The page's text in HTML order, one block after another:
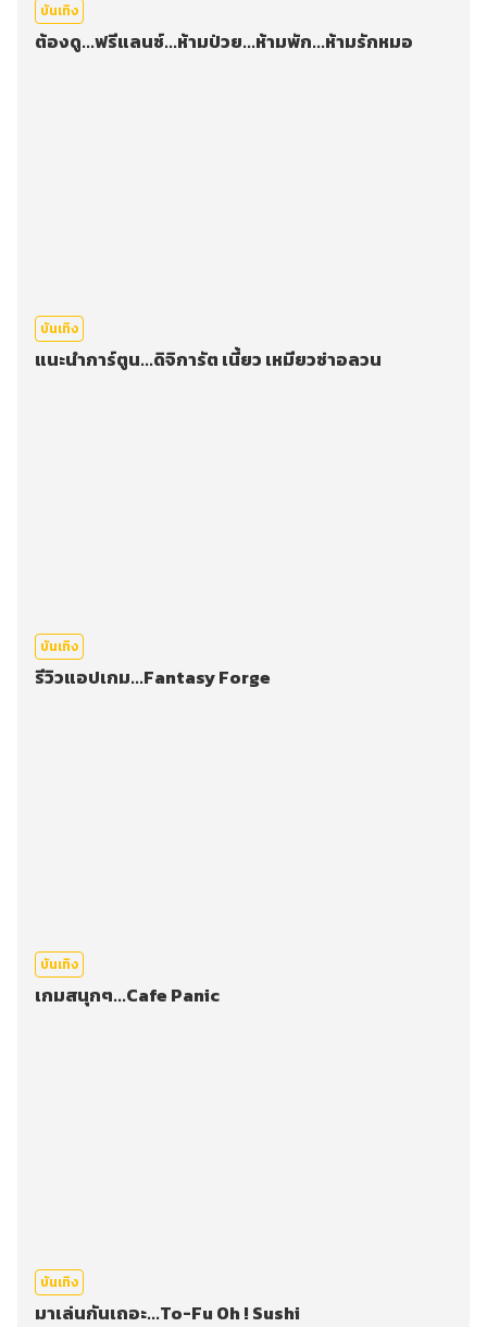
บันเทิง
ต้องดู...ฟรีแลนซ์...ห้ามป่วย...ห้ามพัก...ห้ามรักหมอ
บันเทิง
แนะนำการ์ตูน...ดิจิการัต เนี้ยว เหมียวซ่าอลวน
บันเทิง
รีวิวแอปเกม...Fantasy Forge
บันเทิง
เกมสนุกๆ...Cafe Panic
บันเทิง
มาเล่นกันเถอะ...To-Fu Oh ! Sushi